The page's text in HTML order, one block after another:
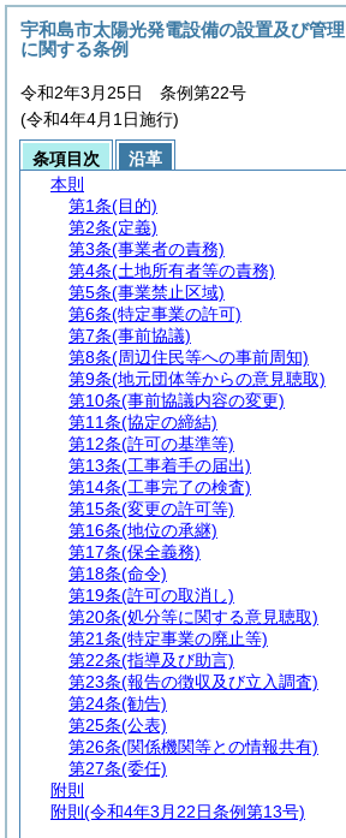
宇和島市太陽光発電設備の設置及び管理
に関する条例
令和2年3月25日 条例第22号
(令和4年4月1日施行)
条項目次
沿革
本則
第1条(目的)
第2条(定義)
第3条(事業者の責務)
第4条(土地所有者等の責務)
第5条(事業禁止区域)
第6条(特定事業の許可)
第7条(事前協議)
第8条(周辺住民等への事前周知)
第9条(地元団体等からの意見聴取)
第10条(事前協議内容の変更)
第11条(協定の締結)
第12条(許可の基準等)
第13条(工事着手の届出)
第14条(工事完了の検査)
第15条(変更の許可等)
第16条(地位の承継)
第17条(保全義務)
第18条(命令)
第19条(許可の取消し)
第20条(処分等に関する意見聴取)
第21条(特定事業の廃止等)
第22条(指導及び助言)
第23条(報告の徴収及び立入調査)
第24条(勧告)
第25条(公表)
第26条(関係機関等との情報共有)
第27条(委任)
附則
附則 (令和4年3月22日条例第13号)